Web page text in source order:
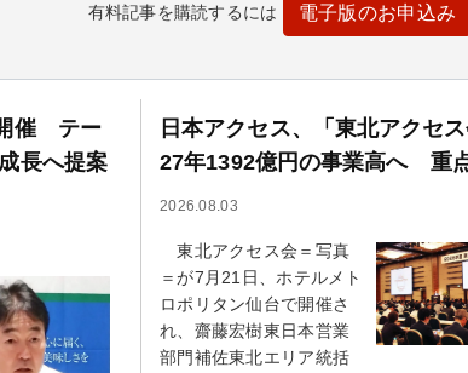
有料記事を購読するには 電子版のお申込み
催 テー
長へ提案
日本アクセス、「東北アクセ
27年1392億円の事業高へ 重
2026.08.03
東北アクセス会＝写真
＝が7月21日、ホテルメト
ロポリタン仙台で開催さ
れ、齋藤宏樹東日本営業
部門補佐東北エリア統括